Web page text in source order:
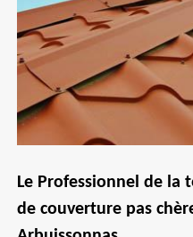
Le Professionnel de
de couverture pas